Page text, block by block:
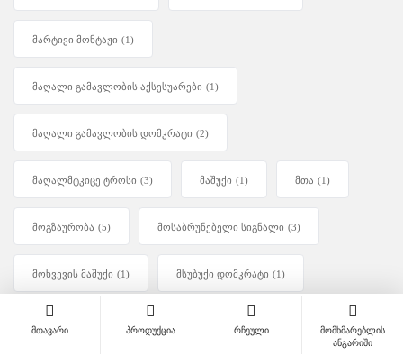
მარტივი მონტაჟი (1)
მაღალი გამავლობის აქსესუარები (1)
მაღალი გამავლობის დომკრატი (2)
მაღალმტკიცე ტროსი (3) მაშუქი (1) მთა (1)
მოგზაურობა (5) მოსაბრუნებელი სიგნალი (3)
მოხვევის მაშუქი (1) მსუბუქი დომკრატი (1)
მთავარი პროდუქცია რჩეული
მომხმარებლის
ანგარიში